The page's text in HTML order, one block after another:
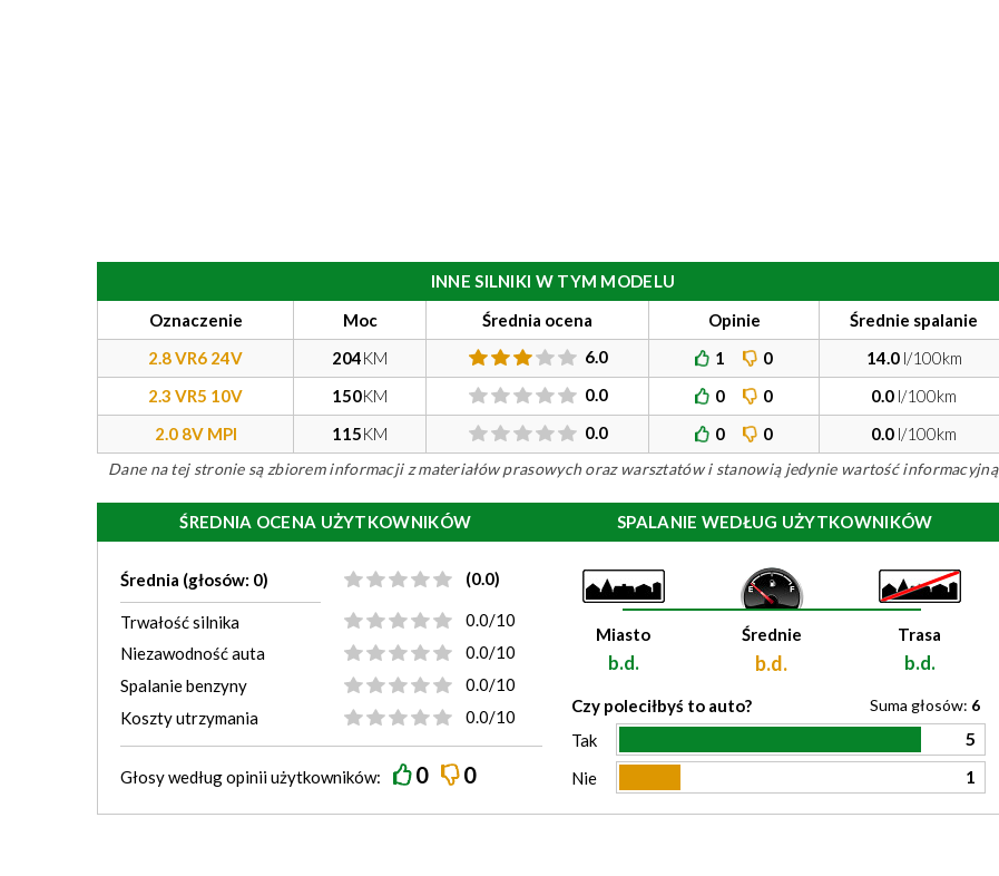
INNE SILNIKI W TYM MODELU
Oznaczenie
Moc Średnia ocena Opinie
Średnie spalanie
2.8 VR6 24V
204KM 6.0 1 0 14.0l/100km
2.3 VR5 10V
150KM 0.0 0 0 0.0 l/100km
2.0 8V MPI
115KM 0.0 0 0 0.0 l/100km
Dane na tej stronie są zbiorem informacji z materiałów prasowych oraz warsztatów i stanowią jedynie wartość informacyjną
ŚREDNIA OCENA UŻYTKOWNIKÓW
Średnia (głosów: 0) (0.0)
Trwałość silnika
0.0/10
Niezawodność auta
0.0/10
Spalanie benzyny
0.0/10
Koszty utrzymania
0.0/10
Głosy wedługopiniiużytkowników: 0 0
SPALANIE WEDŁUG UŻYTKOWNIKÓW
Miasto
b.d.
Średnie
b.d.
Trasa
b.d.
Czy poleciłbyś to auto? Suma głosów: 6
Tak 5
Nie 1